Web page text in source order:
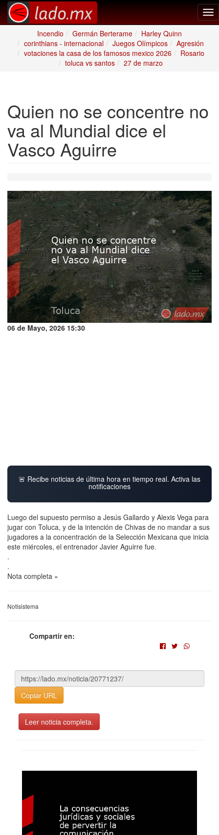
Incendio
Germán Berterame
Harley Quinn
corinthians - internacional
Juegos Olímpicos
Agresión
votaciones la casa de los famosos mexico 2026
Rosario
toluca vs santos
27 de marzo
Quien no se concentre no
va al Mundial dice el
Vasco Aguirre
06 de Mayo, 2026 15:30
🚨 Recibe noticias de última hora en tiempo real. Activa las
notificaciones
Luego del supuesto permiso a Jesús Gallardo y Alexis Vega para
jugar con Toluca, y de la intención de Chivas de no mandar a sus
jugadores a la concentración de la Selección Mexicana que inicia
este miércoles, el entrenador Javier Aguirre fue.
.
.
Nota completa »
Notisistema
Compartir en:
Copiar URL
Leer noticia completa.